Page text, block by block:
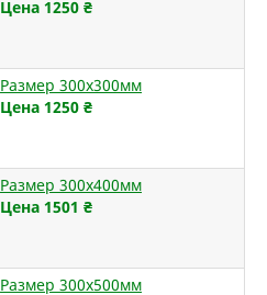
Цена 1250 ₴
Размер 300х300мм
Цена 1250 ₴
Размер 300х400мм
Цена 1501 ₴
Размер 300х500мм